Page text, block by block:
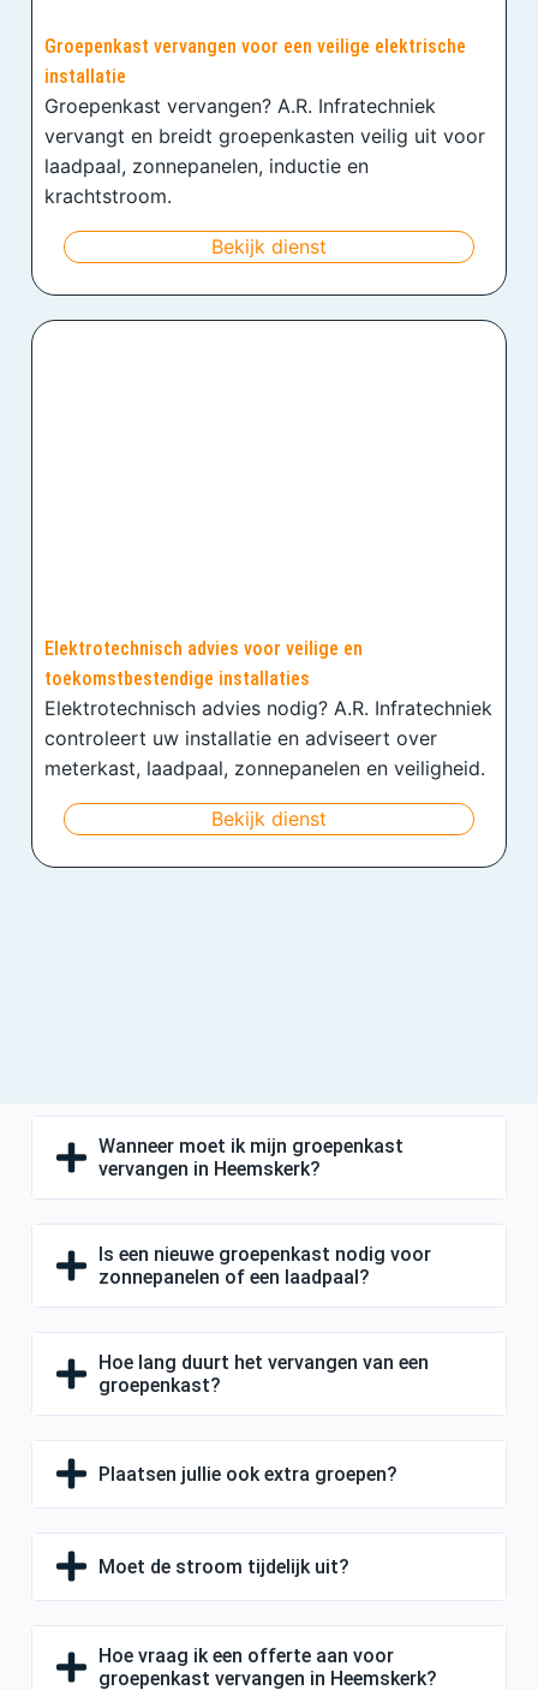
Groepenkast vervangen voor een veilige elektrische
installatie
Groepenkast vervangen? A.R. Infratechniek
vervangt en breidt groepenkasten veilig uit voor
laadpaal, zonnepanelen, inductie en
krachtstroom.
Bekijk dienst
Elektrotechnisch advies voor veilige en
toekomstbestendige installaties
Elektrotechnisch advies nodig? A.R. Infratechniek
controleert uw installatie en adviseert over
meterkast, laadpaal, zonnepanelen en veiligheid.
Bekijk dienst
Wanneer moet ik mijn groepenkast
vervangen in Heemskerk?
Is een nieuwe groepenkast nodig voor
zonnepanelen of een laadpaal?
Hoe lang duurt het vervangen van een
groepenkast?
Plaatsen jullie ook extra groepen?
Moet de stroom tijdelijk uit?
Hoe vraag ik een offerte aan voor
groepenkast vervangen in Heemskerk?